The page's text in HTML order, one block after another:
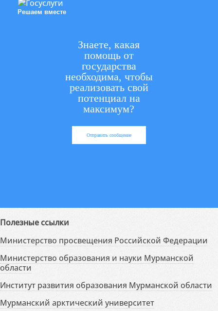
Решаем вместе
Знаете, какая
помощь от
государства
необходима, чтобы
реализовать свой
потенциал на
максимум?
Отправить сообщение
Полезные ссылки
Министерство просвещения Российской Федерации
Министерство образования и науки Мурманской
области
Институт развития образования Мурманской области
Мурманский арктический университет